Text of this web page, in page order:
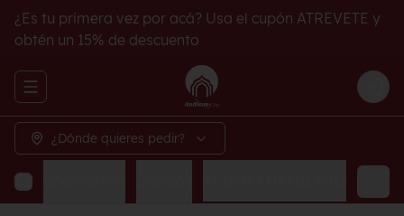
¿Es tu primera vez por acá? Usa el cupón ATREVETE y
obtén un 15% de descuento
Abrir menu de navegación
¿Dónde quieres pedir?